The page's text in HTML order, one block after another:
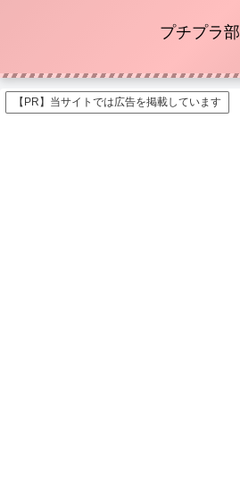
プチプラ部
【PR】当サイトでは広告を掲載しています